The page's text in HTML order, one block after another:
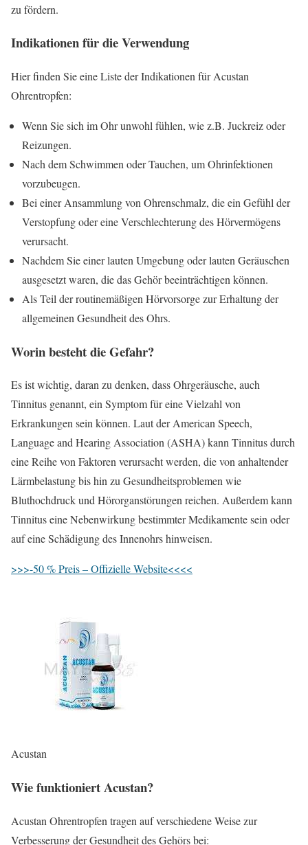
zu fördern.
Indikationen für die Verwendung
Hier finden Sie eine Liste der Indikationen für Acustan
Ohrentropfen:
Wenn Sie sich im Ohr unwohl fühlen, wie z.B. Juckreiz oder
Reizungen.
Nach dem Schwimmen oder Tauchen, um Ohrinfektionen
vorzubeugen.
Bei einer Ansammlung von Ohrenschmalz, die ein Gefühl der
Verstopfung oder eine Verschlechterung des Hörvermögens
verursacht.
Nachdem Sie einer lauten Umgebung oder lauten Geräuschen
ausgesetzt waren, die das Gehör beeinträchtigen können.
Als Teil der routinemäßigen Hörvorsorge zur Erhaltung der
allgemeinen Gesundheit des Ohrs.
Worin besteht die Gefahr?
Es ist wichtig, daran zu denken, dass Ohrgeräusche, auch
Tinnitus genannt, ein Symptom für eine Vielzahl von
Erkrankungen sein können. Laut der American Speech,
Language and Hearing Association (ASHA) kann Tinnitus durch
eine Reihe von Faktoren verursacht werden, die von anhaltender
Lärmbelastung bis hin zu Gesundheitsproblemen wie
Bluthochdruck und Hörorganstörungen reichen. Außerdem kann
Tinnitus eine Nebenwirkung bestimmter Medikamente sein oder
auf eine Schädigung des Innenohrs hinweisen.
>>>-50 % Preis – Offizielle Website<<<<
Acustan
Wie funktioniert Acustan?
Acustan Ohrentropfen tragen auf verschiedene Weise zur
Verbesserung der Gesundheit des Gehörs bei: